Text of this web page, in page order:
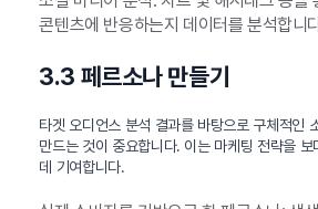
콘텐츠에 반응하는지 데이터를 분석합니
3.3 페르소나 만들기
타겟 오디언스 분석 결과를 바탕으로 구체적인
만드는 것이 중요합니다. 이는 마케팅 전략을
데 기여합니다.